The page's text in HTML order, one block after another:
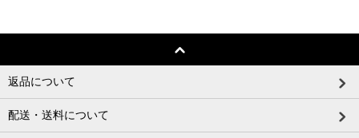
返品について
配送・送料について